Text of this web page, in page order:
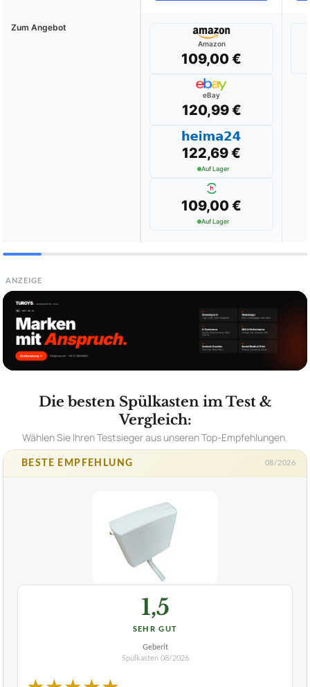
Zum Angebot
Amazon
109,00 €
eBay
120,99 €
122,69 €
Auf Lager
109,00 €
Auf Lager
ANZEIGE
Die besten Spülkasten im Test &
Vergleich:
Wählen Sie Ihren Testsieger aus unseren Top-Empfehlungen.
BESTE EMPFEHLUNG 08/2026
1,5
SEHR GUT
Geberit
Spülkasten 08/2026